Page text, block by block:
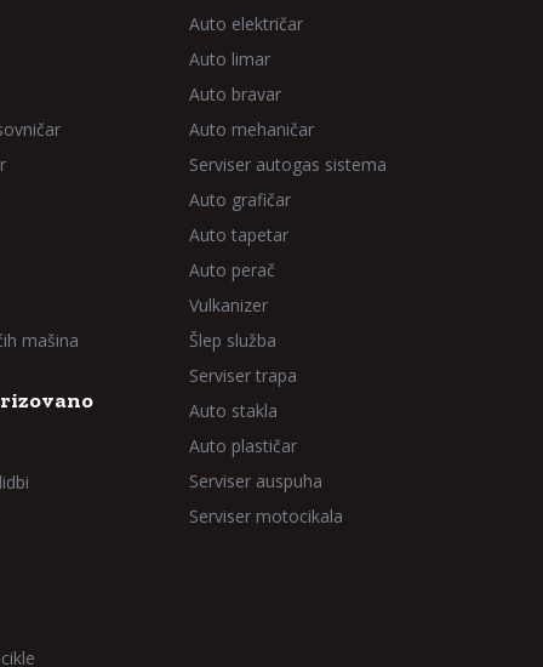
mašina
Auto električar
Auto limar
Auto bravar
Auto mehaničar
Serviser autogas sistema
Auto grafičar
Auto tapetar
Auto perač
Vulkanizer
Šlep služba
Serviser trapa
Auto stakla
Auto plastičar
Serviser auspuha
Serviser motocikala